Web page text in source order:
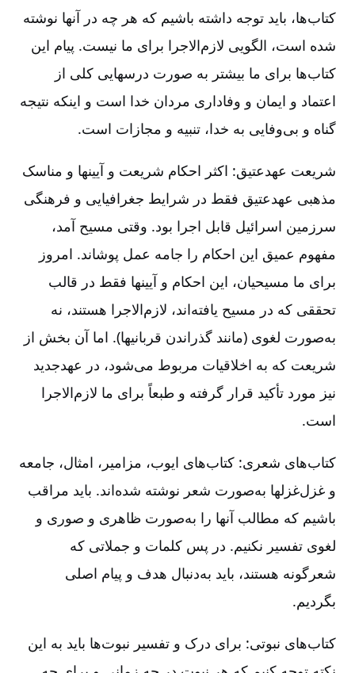
کتاب‌ها، باید توجه داشته باشیم که هر چه در آنها نوشته
شده است‌، الگویی لازم‌الاجرا برای ما نیست‌. پیام این
کتاب‌ها برای ما بیشتر به صورت درسهایی کلی از
اعتماد و ایمان و وفاداری مردان خدا است و اینکه نتیجه
گناه و بی‌وفایی به خدا، تنبیه و مجازات است‌.
شریعت عهدعتیق‌:‌ اکثر احکام شریعت و آیینها و مناسک
مذهبی عهدعتیق فقط در شرایط جغرافیایی و فرهنگی
سرزمین اسرائیل قابل اجرا بود. وقتی مسیح آمد،
مفهوم عمیق این احکام را جامه عمل پوشاند. امروز
برای ما مسیحیان‌، این احکام و آیینها فقط در قالب
تحققی که در مسیح یافته‌اند، لازم‌الاجرا هستند، نه
به‌صورت لغوی (مانند گذراندن قربانیها). اما آن بخش از
شریعت که به اخلاقیات مربوط می‌شود، در عهدجدید
نیز مورد تأکید قرار گرفته و طبعاً برای ما لازم‌الاجرا
است‌.
کتاب‌های شعری‌:‌ کتاب‌های ایوب‌، مزامیر، امثال‌، جامعه
و غزل‌غزلها به‌صورت شعر نوشته شده‌اند. باید مراقب
باشیم که مطالب آنها را به‌صورت ظاهری و صوری و
لغوی تفسیر نکنیم‌. در پس کلمات و جملاتی که
شعرگونه هستند، باید به‌دنبال هدف و پیام اصلی
بگردیم‌.
کتاب‌های نبوتی‌:‌ برای درک و تفسیر نبوت‌ها باید به این